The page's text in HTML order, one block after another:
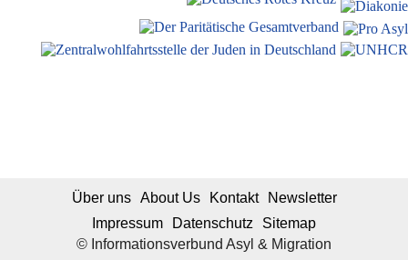
© Informationsverbund Asyl & Migration
Über uns About Us Kontakt
Newsletter
Impressum
Datenschutz Sitemap